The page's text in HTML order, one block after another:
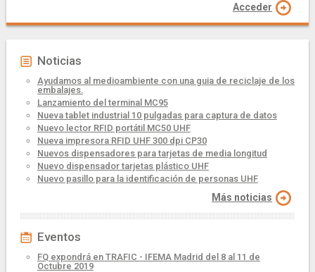
Acceder
Noticias
Ayudamos al medioambiente con una guia de reciclaje de los
embalajes.
Lanzamiento del terminal MC95
Nueva tablet industrial 10 pulgadas para captura de datos
Nuevo lector RFID portátil MC50 UHF
Nueva impresora RFID UHF 300 dpi CP30
Nuevos dispensadores para tarjetas de media longitud
Nuevo dispensador tarjetas plástico UHF
Nuevo pasillo para la identificación de personas UHF
Más noticias
Eventos
FQ expondrá en TRAFIC - IFEMA Madrid del 8 al 11 de
Octubre 2019